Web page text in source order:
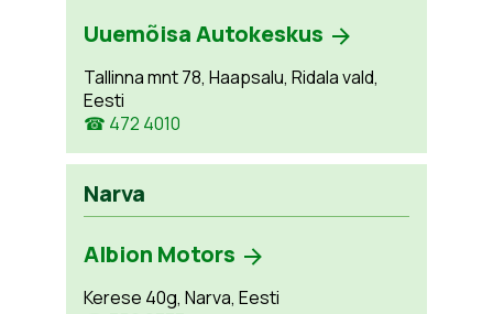
Uuemõisa Autokeskus
Tallinna mnt 78, Haapsalu, Ridala vald,
Eesti
☎ 472 4010
Narva
Albion Motors
Kerese 40g, Narva, Eesti